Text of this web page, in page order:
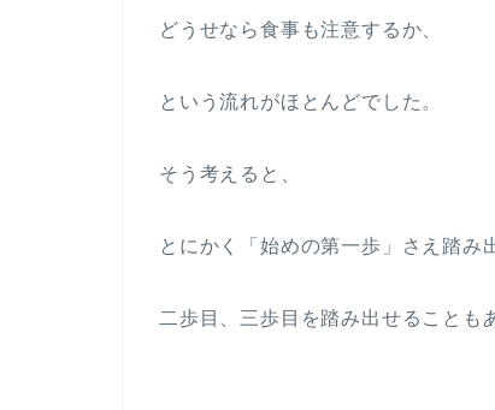
どうせなら食事も注意するか、
という流れがほとんどでした。
そう考えると、
とにかく「始めの第一歩」さえ踏み
二歩目、三歩目を踏み出せることも